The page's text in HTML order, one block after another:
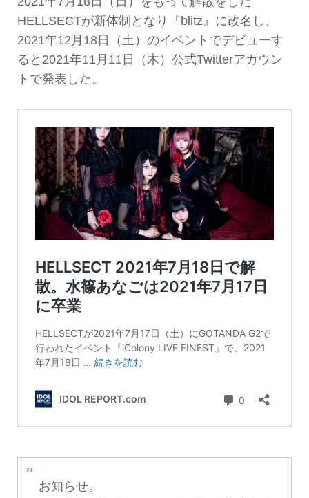
HELLSECTが新体制となり『blitz』に改名し、
2021年12月18日（土）のイベントでデビューす
ると2021年11月11日（木）公式Twitterアカウン
トで発表した。
お知らせ。